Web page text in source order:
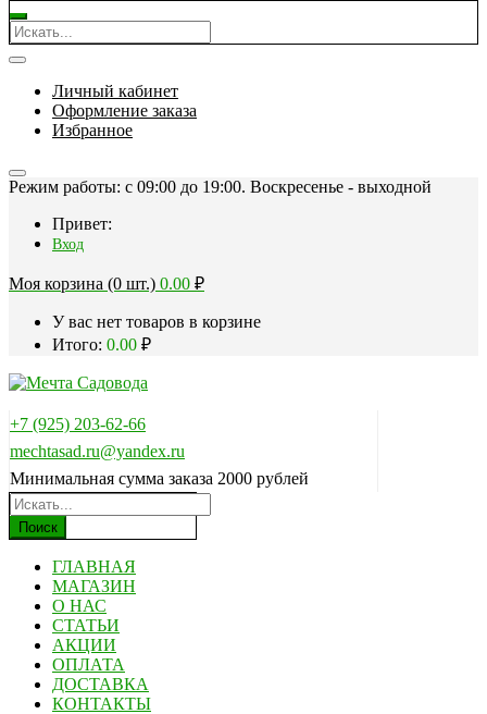
Личный кабинет
Оформление заказа
Избранное
Режим работы: c 09:00 до 19:00. Воскресенье - выходной
Привет:
Вход
Моя корзина (0 шт.) 0.00 ₽
У вас нет товаров в корзине
Итого: 0.00 ₽
+7 (925) 203-62-66
mechtasad.ru@yandex.ru
Минимальная сумма заказа 2000 рублей
Поиск
ГЛАВНАЯ
МАГАЗИН
О НАС
СТАТЬИ
АКЦИИ
ОПЛАТА
ДОСТАВКА
КОНТАКТЫ